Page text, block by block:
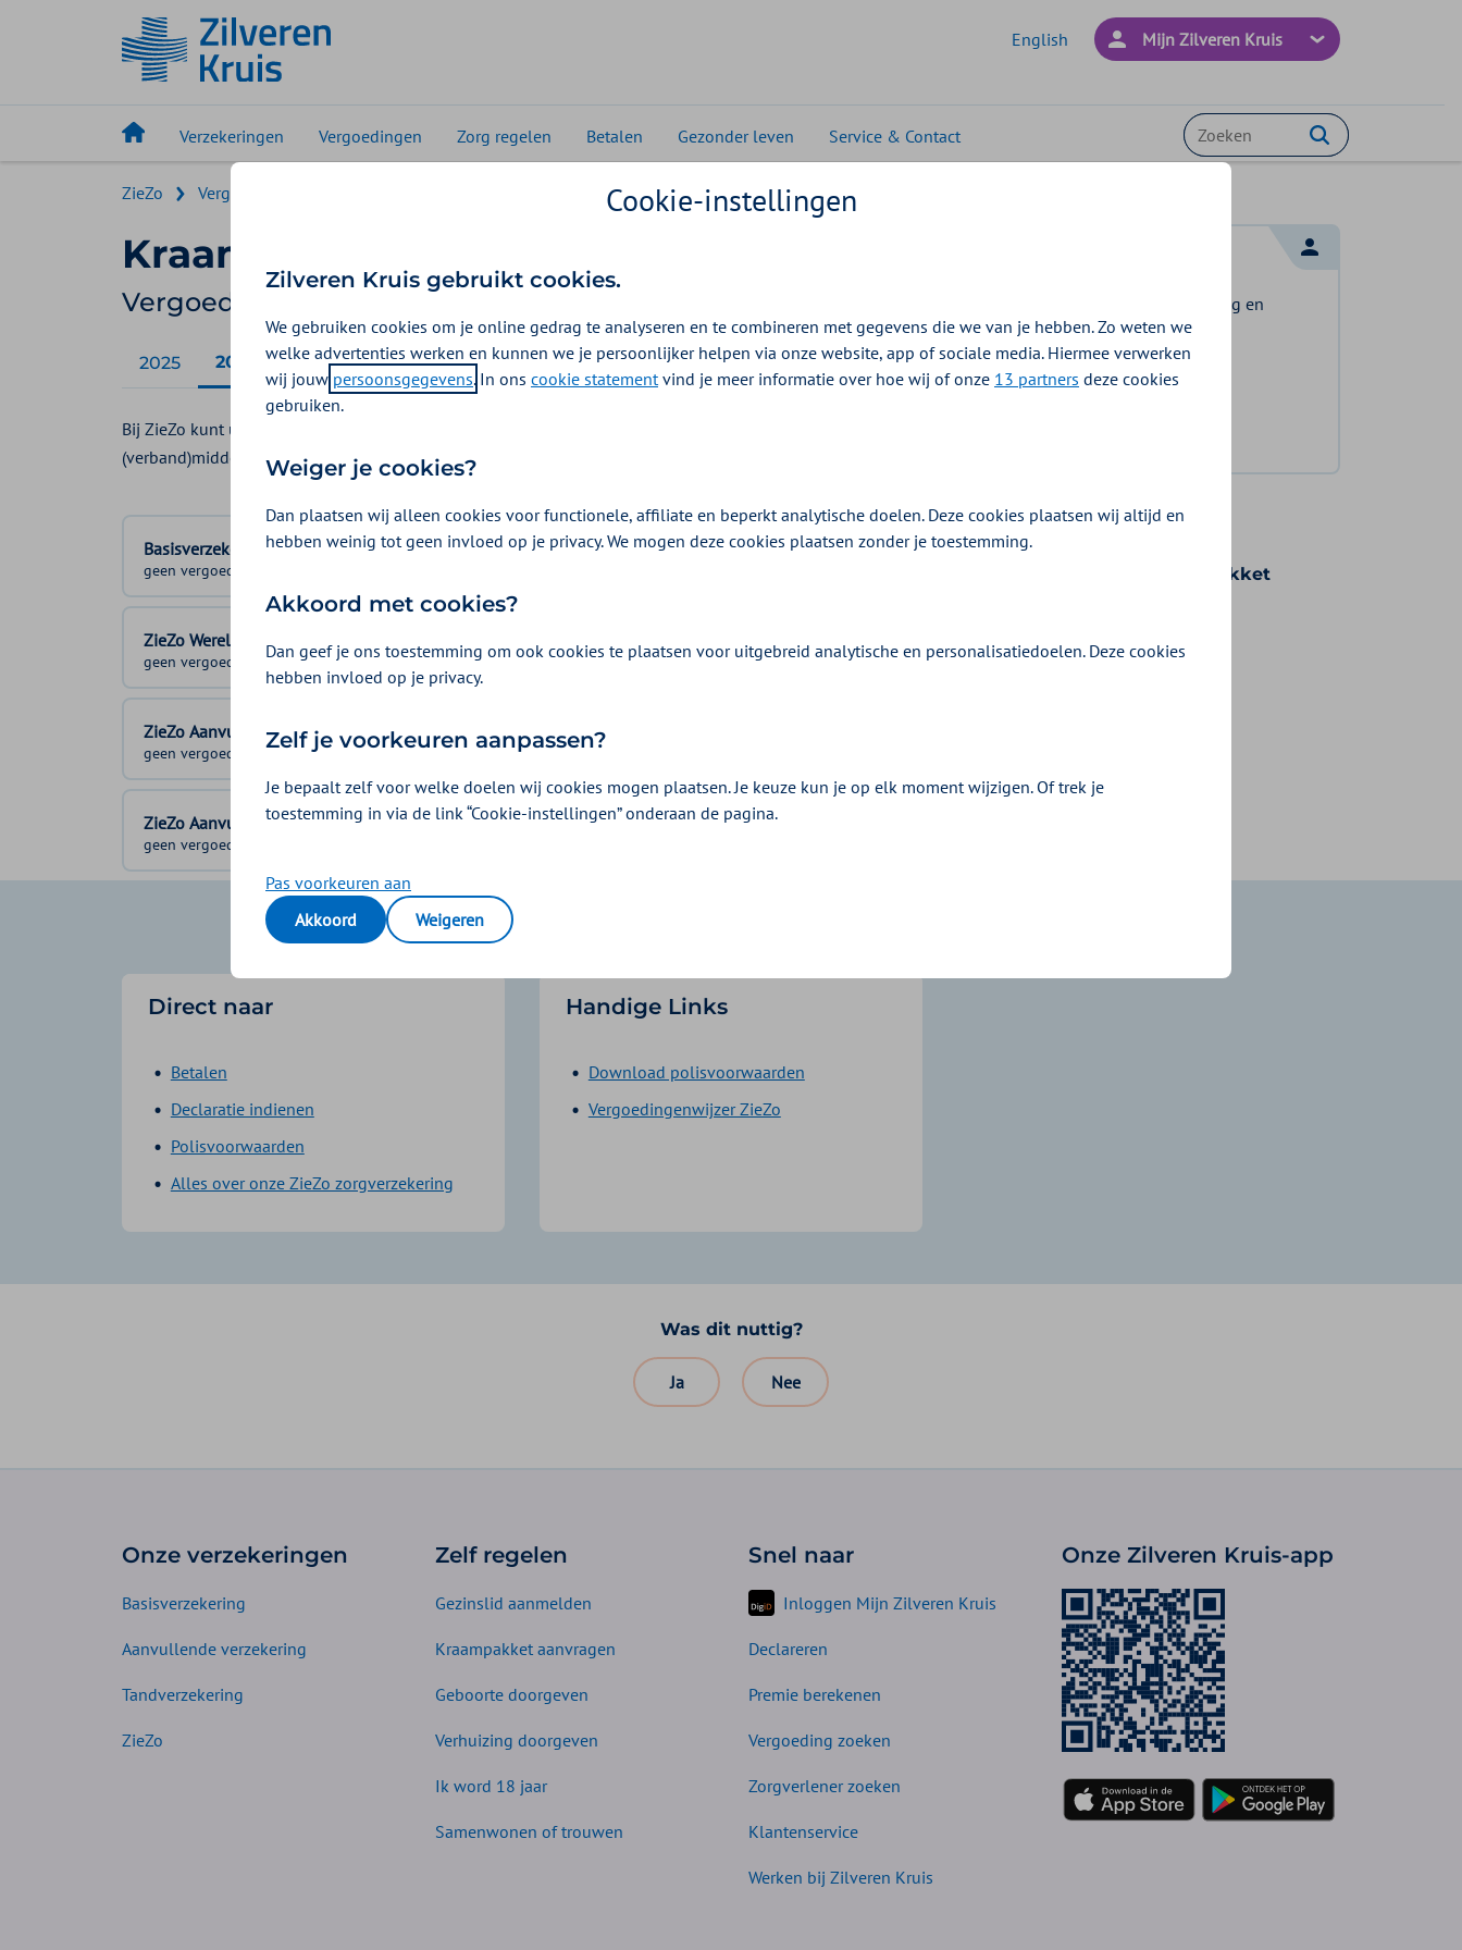
English Mijn Zilveren Kruis
Verzekeringen Vergoedingen Zorg regelen Betalen Gezonder leven Service & Contact Zoeken
ZieZo Vergoedingen ZieZo
Kraampakket
Vergoeding 2026
2025 2026
Bij ZieZo kunt u geen vergoeding voor een kraampakket krijgen. In het kraampakket vindt u speciale
(verband)middelen voor bij en na de bevalling.
Log in en bekijk welke vergoeding en
voorwaarden voor u gelden.
Log in met DigiD
Basisverzekering
geen vergoeding
Vergoeding en voorwaarden
Kies uw pakket en bekijk de vergoedingen en voorwaarden die bij uw pakket
ZieZo Wereld & Tandongeval
geen vergoeding
ZieZo Aanvullend 1
geen vergoeding
ZieZo Aanvullend 2
geen vergoeding
Waar kunnen wij u mee helpen?
Direct naar
Betalen
Declaratie indienen
Polisvoorwaarden
Alles over onze ZieZo zorgverzekering
Handige Links
Download polisvoorwaarden
Vergoedingenwijzer ZieZo
Was dit nuttig?
Ja Nee
Onze verzekeringen
Basisverzekering
Aanvullende verzekering
Tandverzekering
ZieZo
Zelf regelen
Gezinslid aanmelden
Kraampakket aanvragen
Geboorte doorgeven
Verhuizing doorgeven
Ik word 18 jaar
Samenwonen of trouwen
Snel naar
Inloggen Mijn Zilveren Kruis
Declareren
Premie berekenen
Vergoeding zoeken
Zorgverlener zoeken
Klantenservice
Werken bij Zilveren Kruis
Onze Zilveren Kruis-app
Cookie-instellingen
Zilveren Kruis gebruikt cookies.
We gebruiken cookies om je online gedrag te analyseren en te combineren met gegevens die we van je hebben. Zo weten we
welke advertenties werken en kunnen we je persoonlijker helpen via onze website, app of sociale media. Hiermee verwerken
wij jouw persoonsgegevens. In ons cookie statementvind je meer informatie over hoe wij of onze 13 partners deze cookies
gebruiken.
Weiger je cookies?
Dan plaatsen wij alleen cookies voor functionele, affiliate en beperkt analytische doelen. Deze cookies plaatsen wij altijd en
hebben weinig tot geen invloed op je privacy. We mogen deze cookies plaatsen zonder je toestemming.
Akkoord met cookies?
Dan geef je ons toestemming om ook cookies te plaatsen voor uitgebreid analytische en personalisatiedoelen. Deze cookies
hebben invloed op je privacy.
Zelf je voorkeuren aanpassen?
Je bepaalt zelf voor welke doelen wij cookies mogen plaatsen. Je keuze kun je op elk moment wijzigen. Of trek je
toestemming in via de link “Cookie-instellingen” onderaan de pagina.
Pas voorkeuren aan
Akkoord
Weigeren